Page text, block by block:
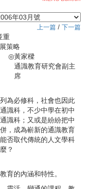
上一篇 / 下一篇
重
策略
◎黃家樑
通識教育研究會副主
席
為必修科，社會也因此
識科，不少中學在初中
識科；又或是紛紛把中
，成為嶄新的通識教育
否取代傳統的人文學科
？
育的內涵和特性。